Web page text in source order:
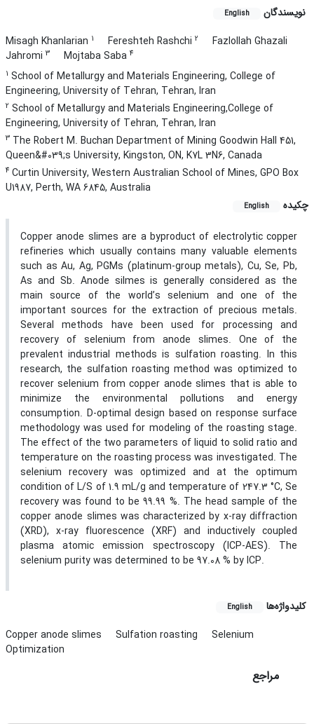
نویسندگان English
Misagh Khanlarian 1 Fereshteh Rashchi 2
Fazlollah Ghazali
Jahromi 3 Mojtaba Saba 4
1 School of Metallurgy and Materials Engineering, College of
Engineering, University of Tehran, Tehran, Iran
2 School of Metallurgy and Materials Engineering,College of
Engineering, University of Tehran, Tehran, Iran
3 The Robert M. Buchan Department of Mining Goodwin Hall 451,
Queen&#039;s University, Kingston, ON, K7L 3N6, Canada
4 Curtin University, Western Australian School of Mines, GPO Box
U1987, Perth, WA 6845, Australia
چکیده
English
Copper anode slimes are a byproduct of electrolytic copper
refineries which usually contains many valuable elements
such as Au, Ag, PGMs (platinum-group metals), Cu, Se, Pb,
As and Sb. Anode silmes is generally considered as the
main source of the world’s selenium and one of the
important sources for the extraction of precious metals.
Several methods have been used for processing and
recovery of selenium from anode slimes. One of the
prevalent industrial methods is sulfation roasting. In this
research, the sulfation roasting method was optimized to
recover selenium from copper anode slimes that is able to
minimize the environmental pollutions and energy
consumption. D-optimal design based on response surface
methodology was used for modeling of the roasting stage.
The effect of the two parameters of liquid to solid ratio and
temperature on the roasting process was investigated. The
selenium recovery was optimized and at the optimum
condition of L/S of 1.9 mL/g and temperature of 247.3 °C, Se
recovery was found to be 99.99 %. The head sample of the
copper anode slimes was characterized by x-ray diffraction
(XRD), x-ray fluorescence (XRF) and inductively coupled
plasma atomic emission spectroscopy (ICP-AES). The
selenium purity was determined to be 97.08 % by ICP.
کلیدواژه‌ها English
Copper anode slimes Sulfation roasting
Selenium
Optimization
مراجع